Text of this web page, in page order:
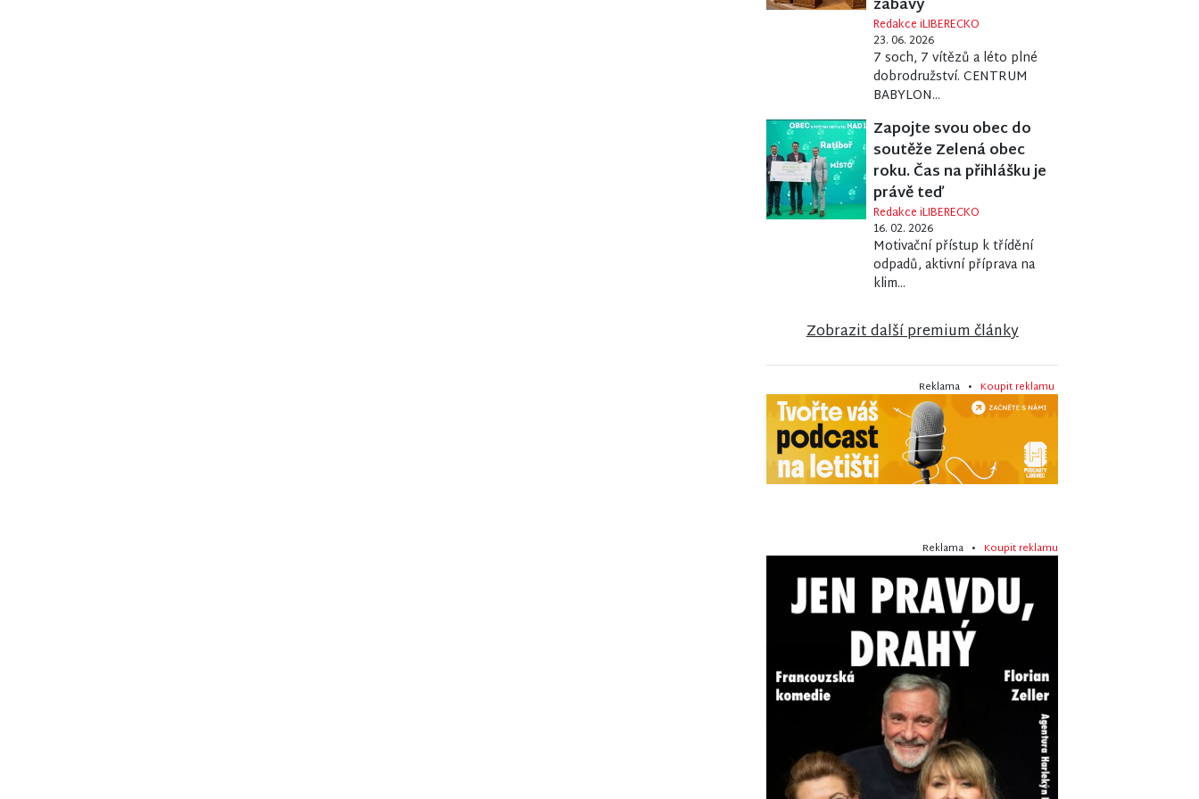
zábavy
Redakce iLIBERECKO
23. 06. 2026
7 soch, 7 vítězů a léto plné
dobrodružství. CENTRUM
BABYLON...
Zapojte svou obec do
soutěže Zelená obec
roku. Čas na přihlášku je
právě teď
Redakce iLIBERECKO
16. 02. 2026
Motivační přístup k třídění
odpadů, aktivní příprava na
klim...
Zobrazit další premium články
Reklama • Koupit reklamu
Reklama • Koupit reklamu